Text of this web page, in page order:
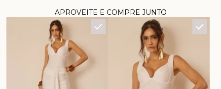
APROVEITE E COMPRE JUNTO